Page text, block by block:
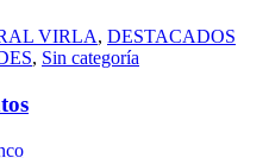
VIRLA, DESTACADOS
, Sin categoría